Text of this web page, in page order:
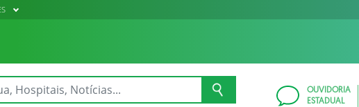
OUVIDORIA
ESTADUAL